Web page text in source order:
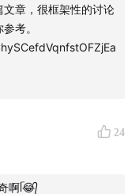
。
建议
离」
章，很框架性的讨论
考。
24
啊ᥬ😂᭄